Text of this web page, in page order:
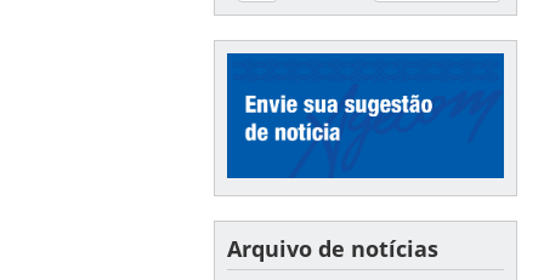
Arquivo de notícias